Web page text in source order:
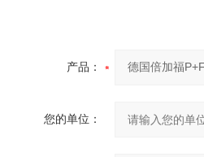
产品：
您的单位：